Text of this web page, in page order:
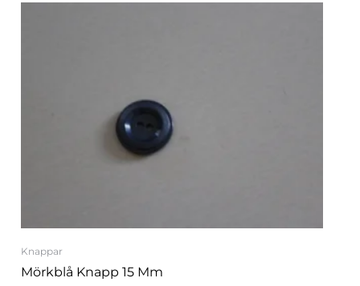
Knappar
Mörkblå Knapp 15 Mm